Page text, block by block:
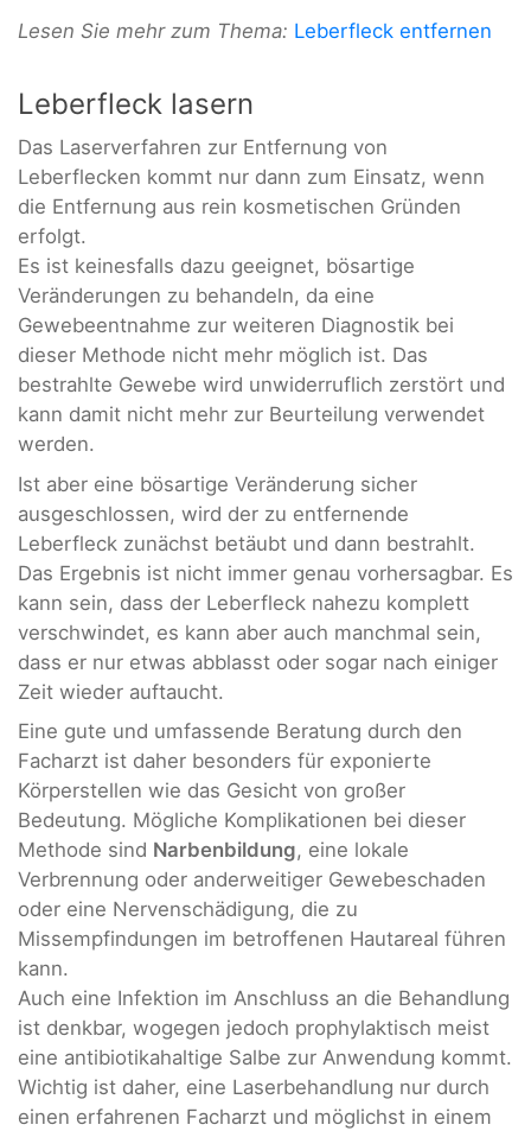
Lesen Sie mehr zum Thema: Leberfleck entfernen
Leberfleck lasern
Das Laserverfahren zur Entfernung von
Leberflecken kommt nur dann zum Einsatz, wenn
die Entfernung aus rein kosmetischen Gründen
erfolgt.
Es ist keinesfalls dazu geeignet, bösartige
Veränderungen zu behandeln, da eine
Gewebeentnahme zur weiteren Diagnostik bei
dieser Methode nicht mehr möglich ist. Das
bestrahlte Gewebe wird unwiderruflich zerstört und
kann damit nicht mehr zur Beurteilung verwendet
werden.
Ist aber eine bösartige Veränderung sicher
ausgeschlossen, wird der zu entfernende
Leberfleck zunächst betäubt und dann bestrahlt.
Das Ergebnis ist nicht immer genau vorhersagbar. Es
kann sein, dass der Leberfleck nahezu komplett
verschwindet, es kann aber auch manchmal sein,
dass er nur etwas abblasst oder sogar nach einiger
Zeit wieder auftaucht.
Eine gute und umfassende Beratung durch den
Facharzt ist daher besonders für exponierte
Körperstellen wie das Gesicht von großer
Bedeutung. Mögliche Komplikationen bei dieser
Methode sind Narbenbildung, eine lokale
Verbrennung oder anderweitiger Gewebeschaden
oder eine Nervenschädigung, die zu
Missempfindungen im betroffenen Hautareal führen
kann.
Auch eine Infektion im Anschluss an die Behandlung
ist denkbar, wogegen jedoch prophylaktisch meist
eine antibiotikahaltige Salbe zur Anwendung kommt.
Wichtig ist daher, eine Laserbehandlung nur durch
einen erfahrenen Facharzt und möglichst in einem